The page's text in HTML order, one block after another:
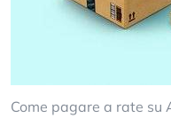
Come pagare a rate su